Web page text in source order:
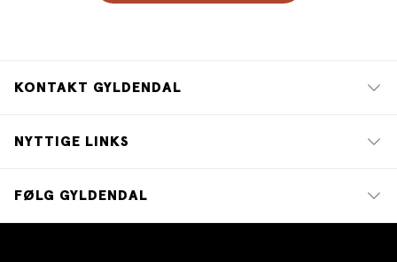
KONTAKT GYLDENDAL
NYTTIGE LINKS
FØLG GYLDENDAL